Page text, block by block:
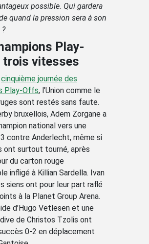
possible. Qui gardera
quand la pression sera à son
Play-
trois vitesses
cinquième journée des
Play-Offs, l’Union comme le
sont restés sans faute.
bruxellois, Adem Zorgane a
national vers une
contre Anderlecht, même si
ont surtout tourné, après
du carton rouge
infligé à Killian Sardella. Ivan
siens ont pour leur part raflé
à la Planet Group Arena.
d’Hugo Vetlesen et une
de Christos Tzolis ont
0-2 en déplacement